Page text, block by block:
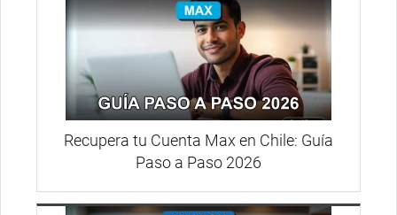
Recupera tu Cuenta Max en Chile: Guía
Paso a Paso 2026